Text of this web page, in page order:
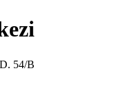
54/B